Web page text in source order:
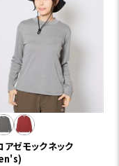
アゼモックネック